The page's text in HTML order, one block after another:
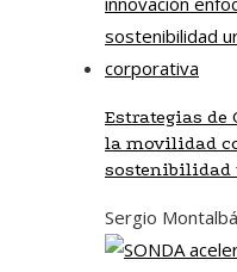
Estrategias de
la movilidad
sostenibilidad
Sergio